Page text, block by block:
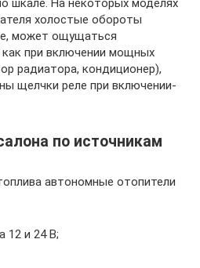
шкале. На некоторых моделях
холостые обороты
может ощущаться
как при включении мощных
радиатора, кондиционер),
щелчки реле при включении-
по источникам
автономные отопители
12 и 24 В;